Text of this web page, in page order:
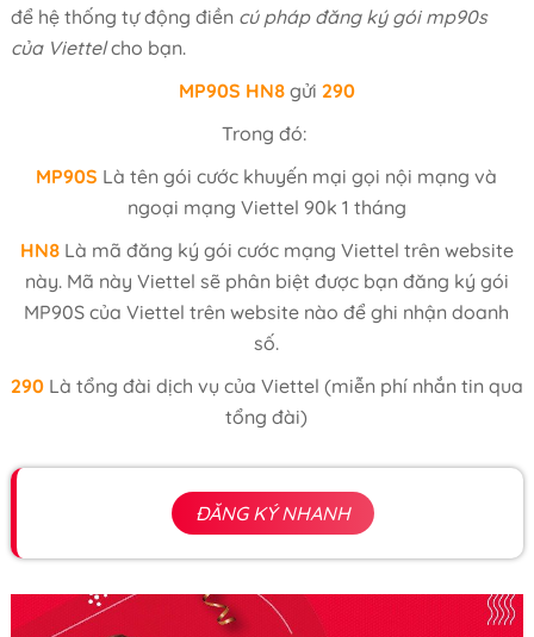
để hệ thống tự động điền cú pháp đăng ký gói mp90s
của Viettelcho bạn.
MP90S HN8 gửi 290
Trong đó:
MP90S Là tên gói cước khuyến mại gọi nội mạng và
ngoại mạng Viettel 90k 1 tháng
HN8Là mã đăng ký gói cước mạng Viettel trên website
này. Mã này Viettel sẽ phân biệt được bạn đăng ký gói
MP90S của Viettel trên website nào để ghi nhận doanh
số.
290 Là tổng đài dịch vụ của Viettel (miễn phí nhắn tin qua
tổng đài)
ĐĂNG KÝ NHANH